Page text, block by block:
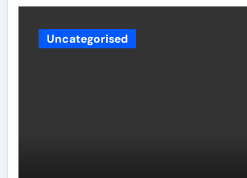
Uncategorised